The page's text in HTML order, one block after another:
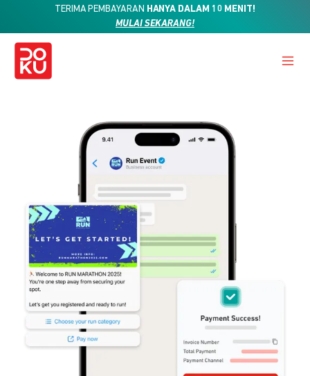
TERIMA PEMBAYARAN HANYA DALAM 10 MENIT!
MULAI SEKARANG!